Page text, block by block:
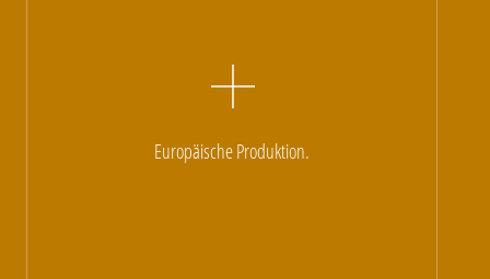
Europäische Produktion.